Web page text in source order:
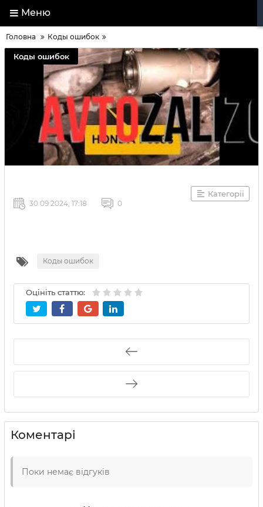
Меню
Головна Коды ошибок
Коды ошибок
Категорії
30 09 2024, 17:18 0
Коды ошибок
Оцініть статтю:
Коментарі
Поки немає відгуків